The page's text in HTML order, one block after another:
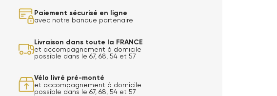
Paiement sécurisé en ligne
avec notre banque partenaire
Livraison dans toute la FRANCE
et accompagnement à domicile
possible dans le 67, 68, 54 et 57
Vélo livré pré-monté
et accompagnement à domicile
possible dans le 67, 68, 54 et 57